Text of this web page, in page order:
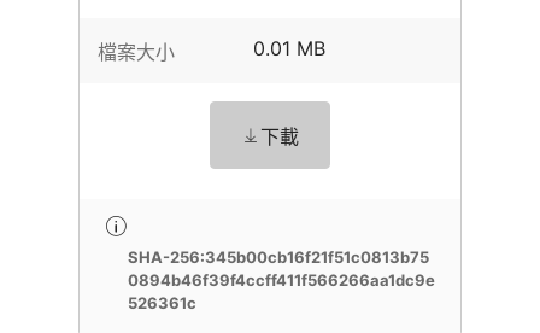
檔案大小 0.01 MB
下載
SHA-256:345b00cb16f21f51c0813b75
0894b46f39f4ccff411f566266aa1dc9e
526361c